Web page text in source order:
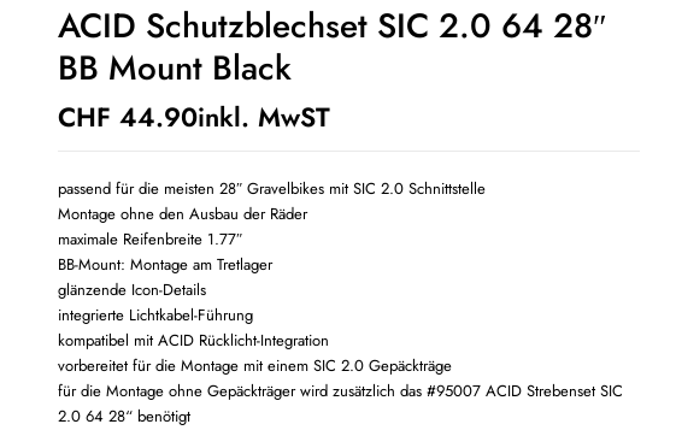
ACID Schutzblechset SIC 2.0 64 28″
BB Mount Black
CHF 44.90inkl. MwST
passend für die meisten 28″ Gravelbikes mit SIC 2.0 Schnittstelle
Montage ohne den Ausbau der Räder
maximale Reifenbreite 1.77″
BB-Mount: Montage am Tretlager
glänzende Icon-Details
integrierte Lichtkabel-Führung
kompatibel mit ACID Rücklicht-Integration
vorbereitet für die Montage mit einem SIC 2.0 Gepäckträge
für die Montage ohne Gepäckträger wird zusätzlich das #95007 ACID Strebenset SIC
2.0 64 28“ benötigt